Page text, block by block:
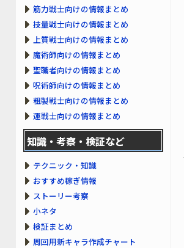
筋力戦士向けの情報まとめ
技量戦士向けの情報まとめ
上質戦士向けの情報まとめ
魔術師向けの情報まとめ
聖職者向けの情報まとめ
呪術師向けの情報まとめ
粗製戦士向けの情報まとめ
運戦士向けの情報まとめ
知識・考察・検証など
テクニック・知識
おすすめ稼ぎ情報
ストーリー考察
小ネタ
検証まとめ
周回用新キャラ作成チャート